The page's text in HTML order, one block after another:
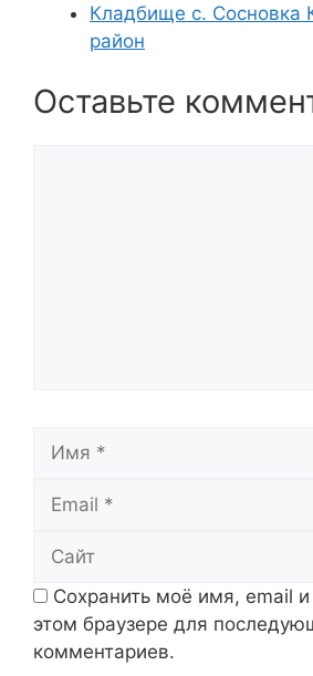
Кладбище с. Сосновка
район
Оставьте
Сохранить моё имя, email и
этом браузере для
комментариев.